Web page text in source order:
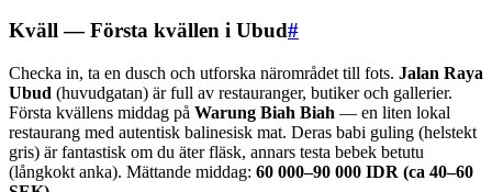
Kväll — Första kvällen i Ubud#
Checka in, ta en dusch och utforska närområdet till fots. Jalan Raya
Ubud (huvudgatan) är full av restauranger, butiker och gallerier.
Första kvällens middag på Warung Biah Biah — en liten lokal
restaurang med autentisk balinesisk mat. Deras babi guling (helstekt
gris) är fantastisk om du äter fläsk, annars testa bebek betutu
(långkokt anka). Mättande middag: 60 000–90 000 IDR (ca 40–60